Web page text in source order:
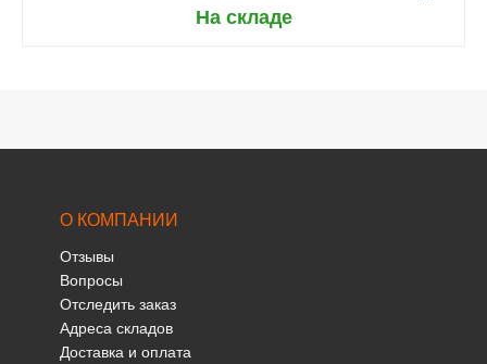
На складе
О КОМПАНИИ
Отзывы
Вопросы
Отследить заказ
Адреса складов
Доставка и оплата